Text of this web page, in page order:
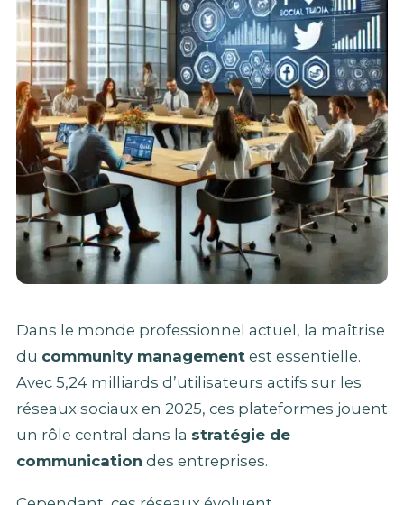
Dans le monde professionnel actuel, la maîtrise
du community management est essentielle.
Avec 5,24 milliards d’utilisateurs actifs sur les
réseaux sociaux en 2025, ces plateformes jouent
un rôle central dans la stratégie de
communication des entreprises.